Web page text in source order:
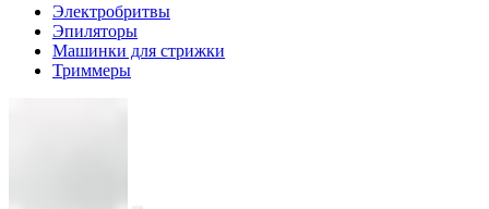
Электробритвы
Эпиляторы
Машинки для стрижки
Триммеры